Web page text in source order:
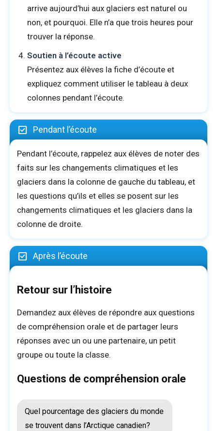
arrive aujourd’hui aux glaciers est naturel ou
non, et pourquoi. Elle n’a que trois heures pour
trouver la réponse.
Soutien à l’écoute active
Présentez aux élèves la fiche d’écoute et
expliquez comment utiliser le tableau à deux
colonnes pendant l’écoute.
Pendant l’écoute
Pendant l’écoute, rappelez aux élèves de noter des
faits sur les changements climatiques et les
glaciers dans la colonne de gauche du tableau, et
les questions qu’ils et elles se posent sur les
changements climatiques et les glaciers dans la
colonne de droite.
Après l’écoute
Retour sur l’histoire
Demandez aux élèves de répondre aux questions
de compréhension orale et de partager leurs
réponses avec un ou une partenaire, un petit
groupe ou toute la classe.
Questions de compréhension orale
Quel pourcentage des glaciers du monde
se trouvent dans l’Arctique canadien?